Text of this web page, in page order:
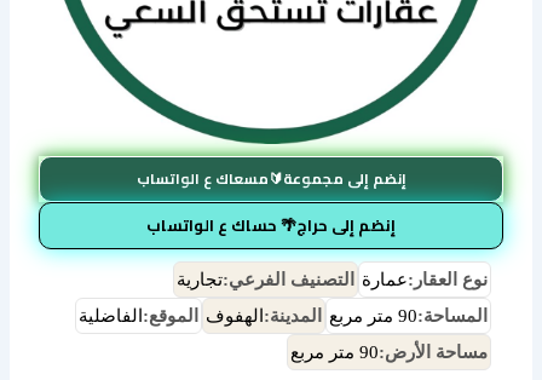
إنضم إلى مجموعة🔰مسعاك ع الواتساب
إنضم إلى حراج🌴 حساك ع الواتساب
نوع العقار:عمارة التصنيف الفرعي:تجارية
المساحة:90 متر مربع المدينة: الهفوف الموقع: الفاضلية
مساحة الأرض:90 متر مربع